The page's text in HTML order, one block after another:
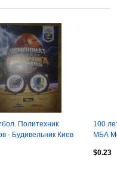
Политехник
- Будивельник Киев
100
МБА
$0.23